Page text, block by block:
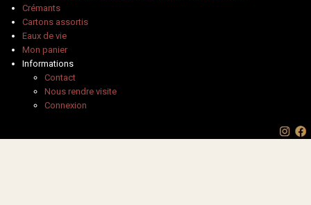
Crémants
Cartons assortis
Eaux de vie
Mon panier
Informations
Contact
Nous rendre visite
Connexion